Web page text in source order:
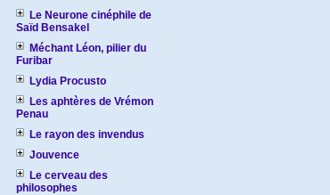
Le Neurone cinéphile de
Saïd Bensakel
Méchant Léon, pilier du
Furibar
Lydia Procusto
Les aphtères de Vrémon
Penau
Le rayon des invendus
Jouvence
Le cerveau des
philosophes